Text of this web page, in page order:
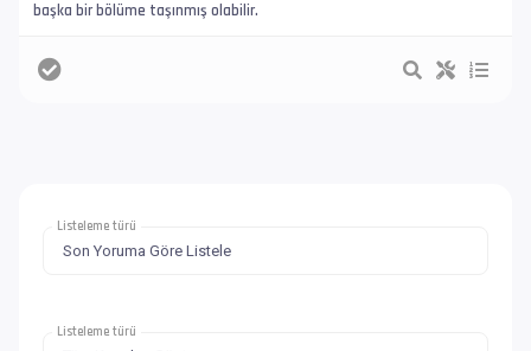
başka bir bölüme taşınmış olabilir.
Listeleme türü
Listeleme türü